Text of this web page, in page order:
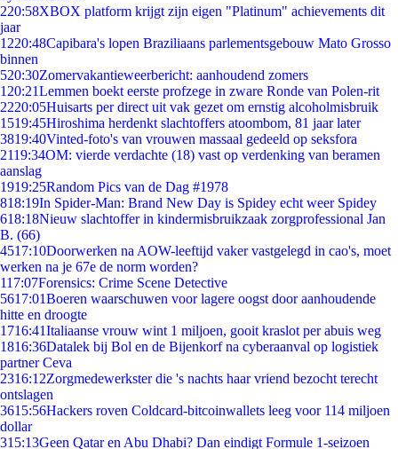
220:58XBOX platform krijgt zijn eigen "Platinum" achievements dit
jaar
1220:48Capibara's lopen Braziliaans parlementsgebouw Mato Grosso
binnen
520:30Zomervakantieweerbericht: aanhoudend zomers
1 20:21Lemmen boekt eerste profzege in zware Ronde van Polen-rit
2220:05Huisarts per direct uit vak gezet om ernstig alcoholmisbruik
1519:45Hiroshima herdenkt slachtoffers atoombom, 81 jaar later
3819:40Vinted-foto's van vrouwen massaal gedeeld op seksfora
2119:34OM: vierde verdachte (18) vast op verdenking van beramen
aanslag
1919:25Random Pics van de Dag #1978
818:19In Spider-Man: Brand New Day is Spidey echt weer Spidey
618:18Nieuw slachtoffer in kindermisbruikzaak zorgprofessional Jan
B. (66)
4517:10Doorwerken na AOW-leeftijd vaker vastgelegd in cao's, moet
werken na je 67e de norm worden?
117:07Forensics: Crime Scene Detective
5617:01Boeren waarschuwen voor lagere oogst door aanhoudende
hitte en droogte
1716:41Italiaanse vrouw wint 1 miljoen, gooit kraslot per abuis weg
1816:36Datalek bij Bol en de Bijenkorf na cyberaanval op logistiek
partner Ceva
2316:12Zorgmedewerkster die 's nachts haar vriend bezocht terecht
ontslagen
3615:56Hackers roven Coldcard-bitcoinwallets leeg voor 114 miljoen
dollar
315:13Geen Qatar en Abu Dhabi? Dan eindigt Formule 1-seizoen